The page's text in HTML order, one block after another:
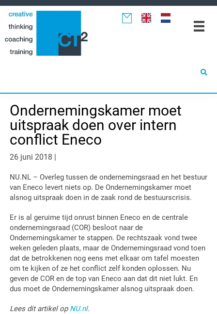
Spring
naar
hoofdnavigatie
Door
naar
Spring
naar
eerste
Ondernemingskamer moet
uitspraak doen over intern
conflict Eneco
26 juni 2018
NU.NL – Overleg tussen de ondernemingsraad en het bestuur
van Eneco levert niets op. De Ondernemingskamer moet
alsnog uitspraak doen in de zaak rond de bestuurscrisis.
Er is al geruime tijd onrust binnen Eneco en de centrale
ondernemingsraad (COR) besloot naar de
Ondernemingskamer te stappen. De rechtszaak vond twee
weken geleden plaats, maar de Ondernemingsraad vond toen
dat de betrokkenen nog eens met elkaar om tafel moesten
om te kijken of ze het conflict zelf konden oplossen. Nu
geven de COR en de top van Eneco aan dat dit niet lukt. En
dus moet de Ondernemingskamer alsnog uitspraak doen.
Lees dit artikel op NU.nl.